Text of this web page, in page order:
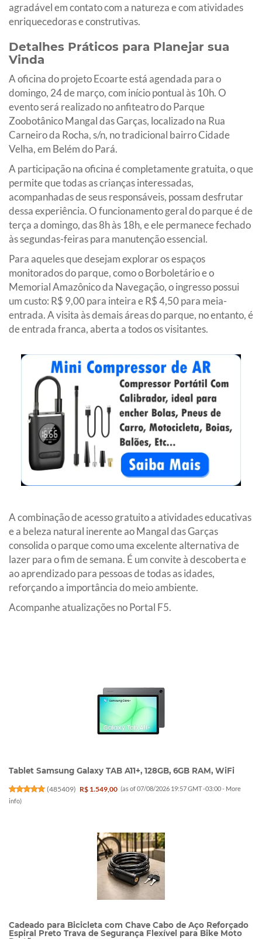
agradável em contato com a natureza e com atividades
enriquecedoras e construtivas.
Detalhes Práticos para Planejar sua
Vinda
A oficina do projeto Ecoarte está agendada para o
domingo, 24 de março, com início pontual às 10h. O
evento será realizado no anfiteatro do Parque
Zoobotânico Mangal das Garças, localizado na Rua
Carneiro da Rocha, s/n, no tradicional bairro Cidade
Velha, em Belém do Pará.
A participação na oficina é completamente gratuita, o que
permite que todas as crianças interessadas,
acompanhadas de seus responsáveis, possam desfrutar
dessa experiência. O funcionamento geral do parque é de
terça a domingo, das 8h às 18h, e ele permanece fechado
às segundas-feiras para manutenção essencial.
Para aqueles que desejam explorar os espaços
monitorados do parque, como o Borboletário e o
Memorial Amazônico da Navegação, o ingresso possui
um custo: R$ 9,00 para inteira e R$ 4,50 para meia-
entrada. A visita às demais áreas do parque, no entanto, é
de entrada franca, aberta a todos os visitantes.
A combinação de acesso gratuito a atividades educativas
e a beleza natural inerente ao Mangal das Garças
consolida o parque como uma excelente alternativa de
lazer para o fim de semana. É um convite à descoberta e
ao aprendizado para pessoas de todas as idades,
reforçando a importância do meio ambiente.
Acompanhe atualizações no Portal F5.
Tablet Samsung Galaxy TAB A11+, 128GB, 6GB RAM, WiFi
(485409) R$ 1.549,00 (as of 07/08/2026 19:57 GMT -03:00 - More
info)
Cadeado para Bicicleta com Chave Cabo de Aço Reforçado
Espiral Preto Trava de Segurança Flexível para Bike Moto